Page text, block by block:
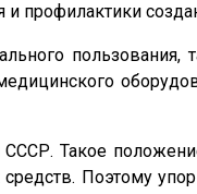
и профилактики
пользования,
Такое
Поэтому